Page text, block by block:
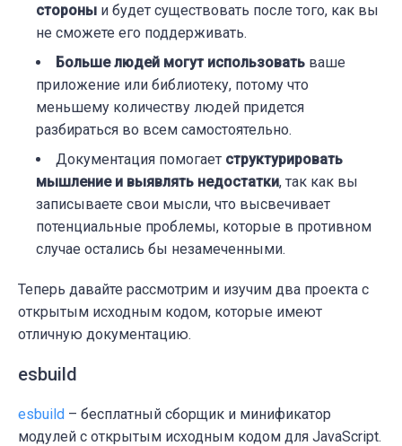
стороны и будет существовать после того, как вы
не сможете его поддерживать.
Больше людей могут использовать ваше
приложение или библиотеку, потому что
меньшему количеству людей придется
разбираться во всем самостоятельно.
Документация помогает структурировать
мышление и выявлять недостатки, так как вы
записываете свои мысли, что высвечивает
потенциальные проблемы, которые в противном
случае остались бы незамеченными.
Теперь давайте рассмотрим и изучим два проекта с
открытым исходным кодом, которые имеют
отличную документацию.
esbuild
esbuild – бесплатный сборщик и минификатор
модулей с открытым исходным кодом для JavaScript.